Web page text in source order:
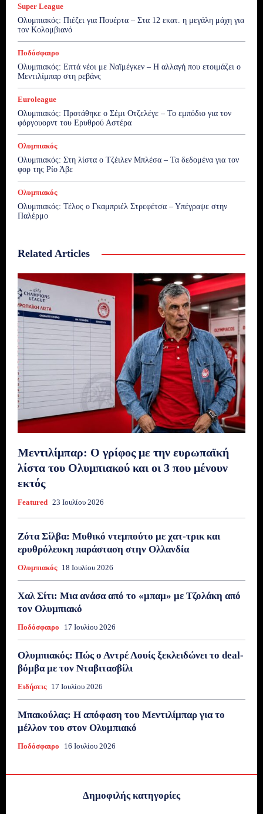
Super League
Ολυμπιακός: Πιέζει για Πουέρτα – Στα 12 εκατ. η μεγάλη μάχη για
τον Κολομβιανό
Ποδόσφαιρο
Ολυμπιακός: Επτά νέοι με Ναϊμέγκεν – Η αλλαγή που ετοιμάζει ο
Μεντιλίμπαρ στη ρεβάνς
Euroleague
Ολυμπιακός: Προτάθηκε ο Σέμι Οτζελέγε – Το εμπόδιο για τον
φόργουορντ του Ερυθρού Αστέρα
Ολυμπιακός
Ολυμπιακός: Στη λίστα ο Τζέιλεν Μπλέσα – Τα δεδομένα για τον
φορ της Ρίο Άβε
Ολυμπιακός
Ολυμπιακός: Τέλος ο Γκαμπριέλ Στρεφέτσα – Υπέγραψε στην
Παλέρμο
Related Articles
Μεντιλίμπαρ: Ο γρίφος με την ευρωπαϊκή
λίστα του Ολυμπιακού και οι 3 που μένουν
εκτός
Featured 23 Ιουλίου 2026
Ζότα Σίλβα: Μυθικό ντεμπούτο με χατ-τρικ και
ερυθρόλευκη παράσταση στην Ολλανδία
Ολυμπιακός 18 Ιουλίου 2026
Χαλ Σίτι: Μια ανάσα από το «μπαμ» με Τζολάκη από
τον Ολυμπιακό
Ποδόσφαιρο 17 Ιουλίου 2026
Ολυμπιακός: Πώς ο Αντρέ Λουίς ξεκλειδώνει το deal-
βόμβα με τον Νταβιτασβίλι
Ειδήσεις 17 Ιουλίου 2026
Μπακούλας: Η απόφαση του Μεντιλίμπαρ για το
μέλλον του στον Ολυμπιακό
Ποδόσφαιρο 16 Ιουλίου 2026
Δημοφιλής κατηγορίες